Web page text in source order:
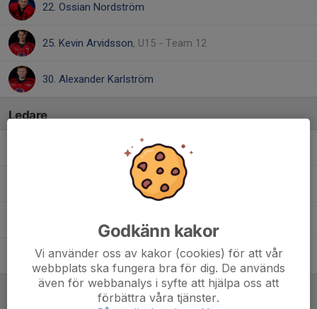
22. Ossian Nordström
25. Kevin Arvidsson, U15 - Team 12
30. Alexander Karlström
Ledare
Materialare
Tränare
Olle HolmquistMaterialare
Godkänn kakor
Vi använder oss av kakor (cookies) för att vår
webbplats ska fungera bra för dig. De används
även för webbanalys i syfte att hjälpa oss att
förbättra våra tjänster.